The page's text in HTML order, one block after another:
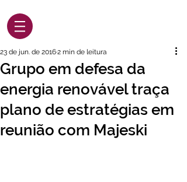
Grupo em defesa da
energia renovável traça
plano de estratégias em
reunião com Majeski
23 de jun. de 20162 min de leitura